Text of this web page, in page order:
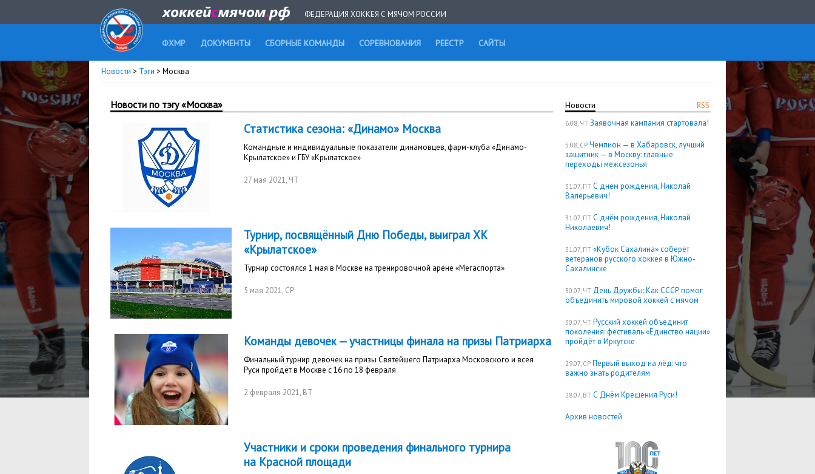
ФЕДЕРАЦИЯ ХОККЕЯ С МЯЧОМ РОССИИ
ФХМР ДОКУМЕНТЫ СБОРНЫЕ КОМАНДЫ СОРЕВНОВАНИЯ РЕЕСТР САЙТЫ
Новости > Тэги > Москва
RSS
Новости
6.08, ЧТ Заявочная кампания стартовала!
5.08, СР Чемпион — в Хабаровск, лучший
защитник — в Москву: главные
переходы межсезонья
31.07, ПТ С днём рождения, Николай
Валерьевич!
31.07, ПТ С днём рождения, Николай
Николаевич!
31.07, ПТ «Кубок Сахалина» соберёт
ветеранов русского хоккея в Южно-
Сахалинске
30.07, ЧТ День Дружбы: Как СССР помог
объединить мировой хоккей с мячом
30.07, ЧТ Русский хоккей объединит
поколения: фестиваль «Единство нации»
пройдёт в Иркутске
29.07, СР Первый выход на лёд: что
важно знать родителям
28.07, ВТ С Днём Крещения Руси!
Архив новостей
Новости по тэгу «Москва»
Статистика сезона: «Динамо» Москва
Командные и индивидуальные показатели динамовцев, фарм-клуба «Динамо-
Крылатское» и ГБУ «Крылатское»
27 мая 2021, ЧТ
Турнир, посвящённый Дню Победы, выиграл ХК
«Крылатское»
Турнир состоялся 1 мая в Москве на тренировочной арене «Мегаспорта»
5 мая 2021, СР
Команды девочек — участницы финала на призы Патриарха
Финальный турнир девочек на призы Святейшего Патриарха Московского и всея
Руси пройдёт в Москве с 16 по 18 февраля
2 февраля 2021, ВТ
Участники и сроки проведения финального турнира
на Красной площади